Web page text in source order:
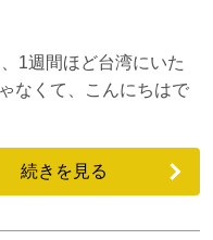
1週間ほど台湾にいた
なくて、こんにちはで
続きを見る